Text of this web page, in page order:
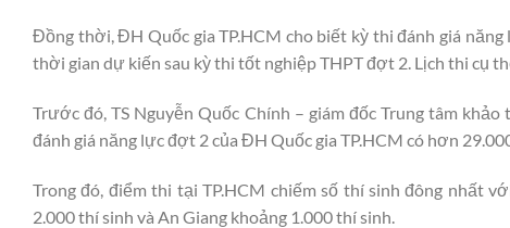
Đồng thời, ĐH Quốc gia TP.HCM cho biết kỳ thi đánh giá
thời gian dự kiến sau kỳ thi tốt nghiệp THPT đợt 2. Lịch thi cụ
Trước đó, TS Nguyễn Quốc Chính – giám đốc Trung tâm
đánh giá năng lực đợt 2 của ĐH Quốc gia TP.HCM có hơn
Trong đó, điểm thi tại TP.HCM chiếm số thí sinh đông nhất
2.000 thí sinh và An Giang khoảng 1.000 thí sinh.